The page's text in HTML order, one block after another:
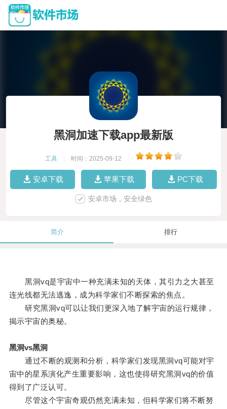
黑洞加速下载app最新版
工具 时间：2025-09-12
安卓下载 苹果下载 PC下载
安卓市场，安全绿色
简介 排行
黑洞vq是宇宙中一种充满未知的天体，其引力之大甚至
连光线都无法逃逸，成为科学家们不断探索的焦点。
研究黑洞vq可以让我们更深入地了解宇宙的运行规律，
揭示宇宙的奥秘。
黑洞vs黑洞
通过不断的观测和分析，科学家们发现黑洞vq可能对宇
宙中的星系演化产生重要影响，这也使得研究黑洞vq的价值
得到了广泛认可。
尽管这个宇宙奇观仍然充满未知，但科学家们将不断努